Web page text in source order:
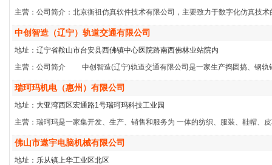
主营：公司简介：北京衡祖仿真软件技术有限公司，主要致力于数字化仿真技
中创智造（辽宁）轨道交通有限公司
地址：辽宁省鞍山市台安县西佛镇中心医院路南西佛林业站院内
主营：公司简介 中创智造(辽宁)轨道交通有限公司是一家生产捣固搞、钢轨
瑞珂玛机电（惠州）有限公司
地址：大亚湾西区宏通路1号瑞珂玛科技工业园
主营：瑞珂玛是一家集开发、生产、销售和服务为 一体的纺织、服装、鞋帽、
佛山市遨宇电脑机械有限公司
地址：乐从镇上华工业区北区